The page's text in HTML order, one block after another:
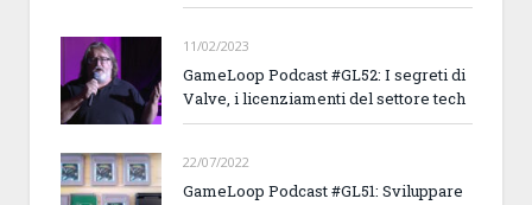
11/02/2023
GameLoop Podcast #GL52: I segreti di
Valve, i licenziamenti del settore tech
22/07/2022
GameLoop Podcast #GL51: Sviluppare